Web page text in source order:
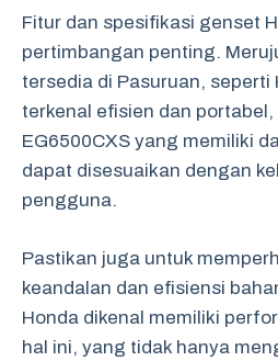
Fitur dan spesifikasi genset
pertimbangan penting.
tersedia di Pasuruan, seperti
terkenal efisien dan
EG6500CXS yang memiliki
dapat disesuaikan dengan
pengguna.
Pastikan juga untuk
keandalan dan efisiensi
Honda dikenal memiliki
hal ini, yang tidak hanya